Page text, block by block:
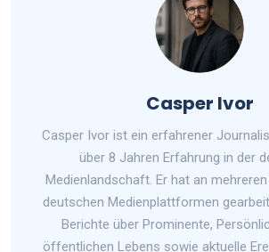
Casper Ivor
Casper Ivor ist ein erfahrener
über 8 Jahren Erfahrung in der
Medienlandschaft. Er hat an
deutschen Medienplattformen
Berichte über Prominente,
öffentlichen Lebens sowie aktuelle